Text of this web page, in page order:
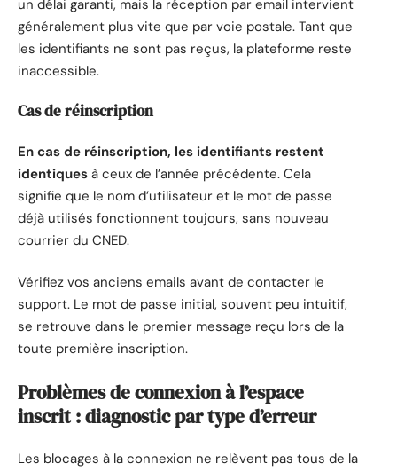
un délai garanti, mais la réception par email intervient
généralement plus vite que par voie postale. Tant que
les identifiants ne sont pas reçus, la plateforme reste
inaccessible.
Cas de réinscription
En cas de réinscription, les identifiants restent
identiques à ceux de l’année précédente. Cela
signifie que le nom d’utilisateur et le mot de passe
déjà utilisés fonctionnent toujours, sans nouveau
courrier du CNED.
Vérifiez vos anciens emails avant de contacter le
support. Le mot de passe initial, souvent peu intuitif,
se retrouve dans le premier message reçu lors de la
toute première inscription.
Problèmes de connexion à l’espace
inscrit : diagnostic par type d’erreur
Les blocages à la connexion ne relèvent pas tous de la